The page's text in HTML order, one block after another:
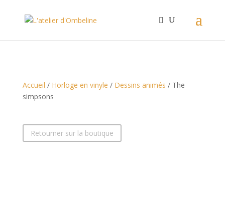
Accueil / Horloge en vinyle / Dessins animés / The
simpsons
Retourner sur la boutique